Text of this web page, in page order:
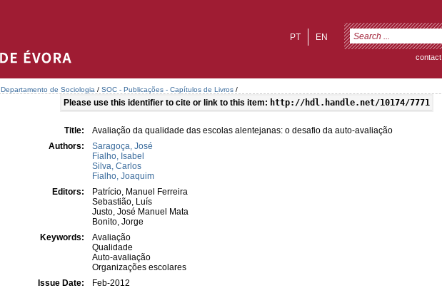
EN
PT
contact
Departamento de Sociologia / SOC - Publicações - Capítulos de Livros /
Please use this identifier to cite or link to this item: http://hdl.handle.net/10174/7771
Title:
Avaliação da qualidade das escolas alentejanas: o desafio da auto-avaliação
Authors:
Saragoça, José
Fialho, Isabel
Silva, Carlos
Fialho, Joaquim
Editors:
Patrício, Manuel Ferreira
Sebastião, Luís
Justo, José Manuel Mata
Bonito, Jorge
Keywords:
Avaliação
Qualidade
Auto-avaliação
Organizações escolares
Issue Date:
Feb-2012